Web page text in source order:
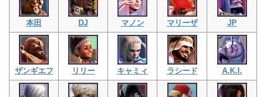
本田 DJ マノン マリーザ JP
ザンギエフ リリー キャミィ ラシード A.K.I.